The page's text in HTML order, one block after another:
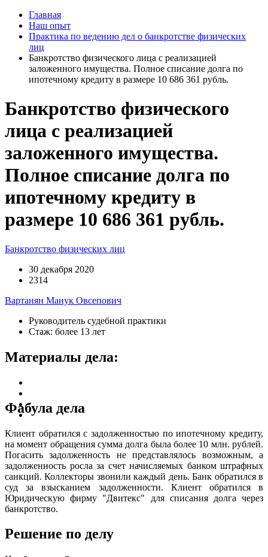
Главная
Наш опыт
Практика по ведению дел о банкротстве физических
лиц
Банкротство физического лица с реализацией
заложенного имущества. Полное списание долга по
ипотечному кредиту в размере 10 686 361 рубль.
Банкротство физического
лица с реализацией
заложенного имущества.
Полное списание долга по
ипотечному кредиту в
размере 10 686 361 рубль.
Банкротство физических лиц
30 декабря 2020
2314
Вартанян Манук Овсепович
Руководитель судебной практики
Стаж: более 13 лет
Материалы дела:
Фабула дела
Клиент обратился с задолженностью по ипотечному кредиту,
на момент обращения сумма долга была более 10 млн. рублей.
Погасить задолженность не представлялось возможным, а
задолженность росла за счет начисляемых банком штрафных
санкций. Коллекторы звонили каждый день. Банк обратился в
суд за взысканием задолженности. Клиент обратился в
Юридическую фирму "Двитекс" для списания долга через
банкротство.
Решение по делу